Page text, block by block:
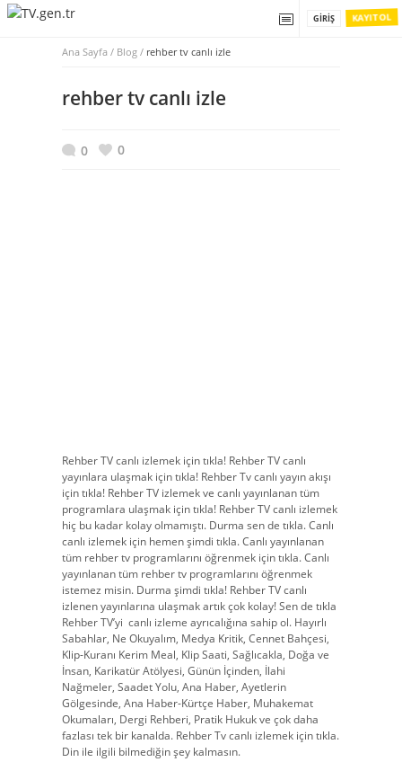
KAYIT OL
GIRIŞ
Ana Sayfa / Blog / rehber tv canlı izle
rehber tv canlı izle
0 0
Rehber TV canlı izlemek için tıkla! Rehber TV canlı
yayınlara ulaşmak için tıkla! Rehber Tv canlı yayın akışı
için tıkla! Rehber TV izlemek ve canlı yayınlanan tüm
programlara ulaşmak için tıkla! Rehber TV canlı izlemek
hiç bu kadar kolay olmamıştı. Durma sen de tıkla. Canlı
canlı izlemek için hemen şimdi tıkla. Canlı yayınlanan
tüm rehber tv programlarını öğrenmek için tıkla. Canlı
yayınlanan tüm rehber tv programlarını öğrenmek
istemez misin. Durma şimdi tıkla! Rehber TV canlı
izlenen yayınlarına ulaşmak artık çok kolay! Sen de tıkla
Rehber TV’yi canlı izleme ayrıcalığına sahip ol. Hayırlı
Sabahlar, Ne Okuyalım, Medya Kritik, Cennet Bahçesi,
Klip-Kuranı Kerim Meal, Klip Saati, Sağlıcakla, Doğa ve
İnsan, Karikatür Atölyesi, Günün İçinden, İlahi
Nağmeler, Saadet Yolu, Ana Haber, Ayetlerin
Gölgesinde, Ana Haber-Kürtçe Haber, Muhakemat
Okumaları, Dergi Rehberi, Pratik Hukuk ve çok daha
fazlası tek bir kanalda. Rehber Tv canlı izlemek için tıkla.
Din ile ilgili bilmediğin şey kalmasın.